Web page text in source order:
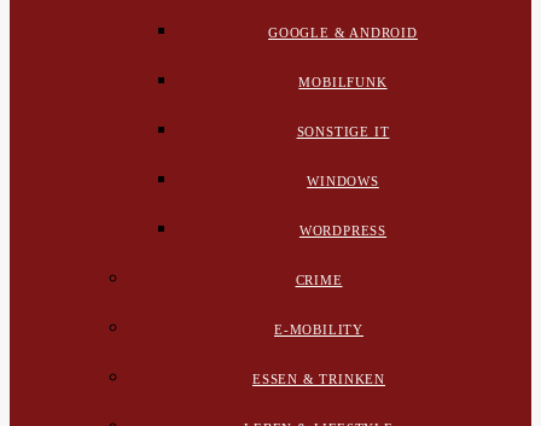
GOOGLE & ANDROID
MOBILFUNK
SONSTIGE IT
WINDOWS
WORDPRESS
CRIME
E-MOBILITY
ESSEN & TRINKEN